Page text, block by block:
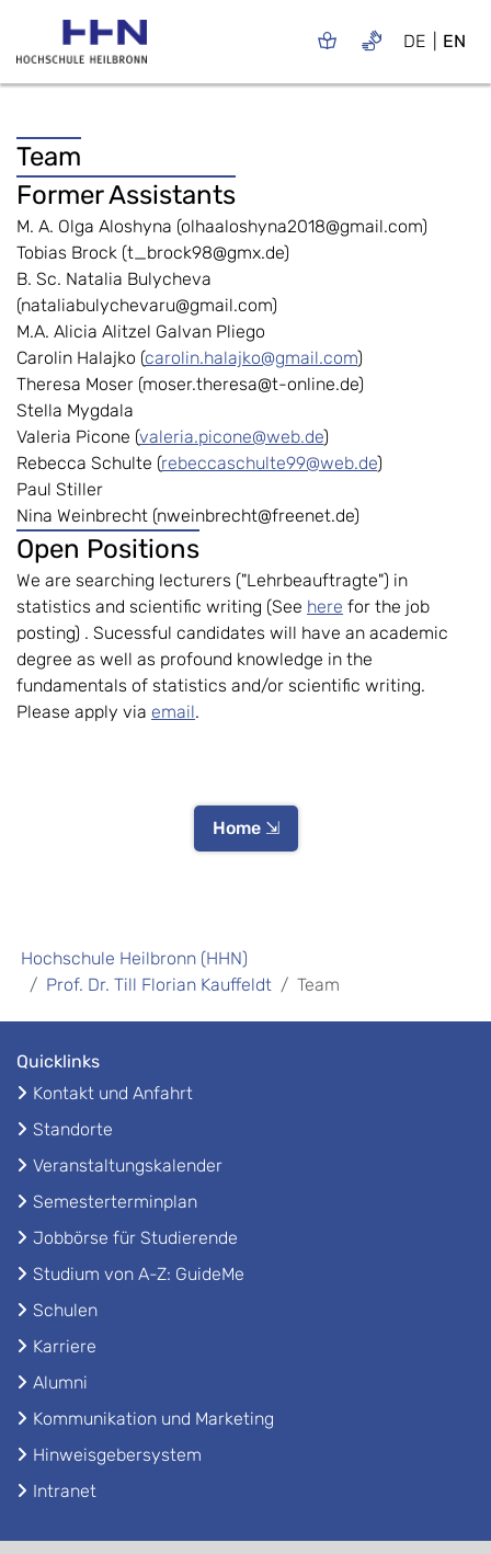
DE EN
Team
Former Assistants
M. A. Olga Aloshyna (olhaaloshyna2018@gmail.com)
Tobias Brock (t_brock98@gmx.de)
B. Sc. Natalia Bulycheva
(nataliabulychevaru@gmail.com)
M.A. Alicia Alitzel Galvan Pliego
Carolin Halajko (carolin.halajko@gmail.com)
Theresa Moser (moser.theresa@t-online.de)
Stella Mygdala
Valeria Picone (valeria.picone@web.de)
Rebecca Schulte (rebeccaschulte99@web.de)
Paul Stiller
Nina Weinbrecht (nweinbrecht@freenet.de)
Open Positions
We are searching lecturers ("Lehrbeauftragte") in
statistics and scientific writing (See here for the job
posting) . Sucessful candidates will have an academic
degree as well as profound knowledge in the
fundamentals of statistics and/or scientific writing.
Please apply via email.
Home ⇲
Hochschule Heilbronn (HHN)
Prof. Dr. Till Florian Kauffeldt
Team
Quicklinks
Kontakt und Anfahrt
Standorte
Veranstaltungskalender
Semesterterminplan
Jobbörse für Studierende
Studium von A-Z: GuideMe
Schulen
Karriere
Alumni
Kommunikation und Marketing
Hinweisgebersystem
Intranet